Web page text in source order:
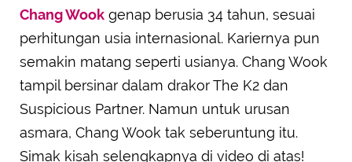
Chang Wook genap berusia 34 tahun, sesuai
perhitungan usia internasional. Kariernya pun
semakin matang seperti usianya. Chang Wook
tampil bersinar dalam drakor The K2 dan
Suspicious Partner. Namun untuk urusan
asmara, Chang Wook tak seberuntung itu.
Simak kisah selengkapnya di video di atas!